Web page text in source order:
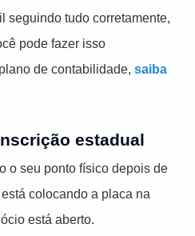
seguindo tudo corretamente,
pode fazer isso
de contabilidade, saiba
estadual